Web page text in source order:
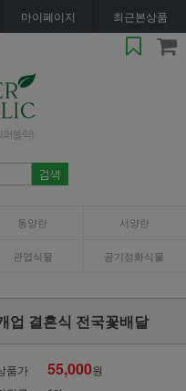
마이페이지 최근본상품
동양란 서양란
관엽식물 공기정화식물
업 결혼식 전국꽃배달
품가 55,000원